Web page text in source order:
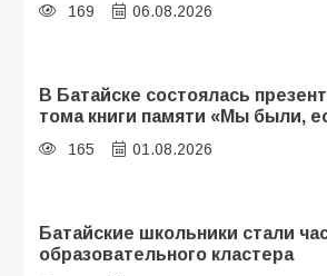
169 06.08.2026
В Батайске состоялась
тома книги памяти «Мы были,
165 01.08.2026
Батайские школьники стали
образовательного кластера